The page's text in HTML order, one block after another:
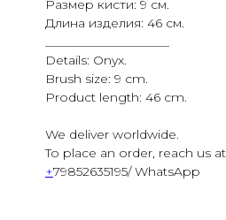
Размер кисти: 9 см.
Длина изделия: 46 см.
Details: Onyx.
Brush size: 9 cm.
Product length: 46 cm.
We deliver worldwide.
To place an order, reach us at
+79852635195/ WhatsApp